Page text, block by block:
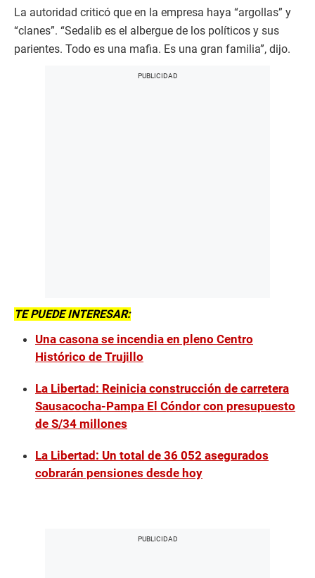
La autoridad criticó que en la empresa haya “argollas” y
“clanes”. “Sedalib es el albergue de los políticos y sus
parientes. Todo es una mafia. Es una gran familia”, dijo.
TE PUEDE INTERESAR:
Una casona se incendia en pleno Centro
Histórico de Trujillo
La Libertad: Reinicia construcción de carretera
Sausacocha-Pampa El Cóndor con presupuesto
de S/34 millones
La Libertad: Un total de 36 052 asegurados
cobrarán pensiones desde hoy